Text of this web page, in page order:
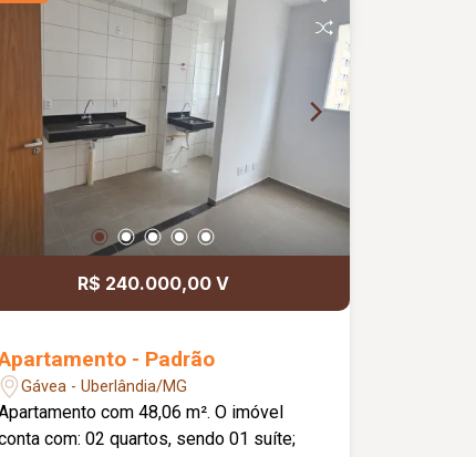
R$ 240.000,00 V
- Padrão
Gávea - Uberlândia/MG
com 48,06 m². O imóvel
com: 02 quartos, sendo 01 suíte;